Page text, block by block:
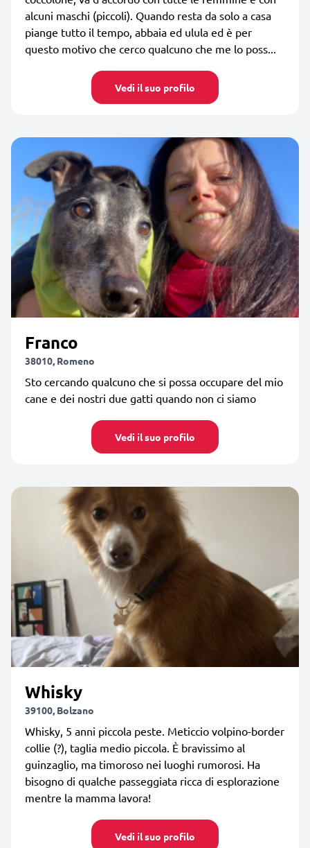
alcuni maschi (piccoli). Quando resta da solo a casa
piange tutto il tempo, abbaia ed ulula ed è per
questo motivo che cerco qualcuno che me lo poss...
Vedi il suo profilo
Franco
38010, Romeno
Sto cercando qualcuno che si possa occupare del mio
cane e dei nostri due gatti quando non ci siamo
Vedi il suo profilo
Whisky
39100, Bolzano
Whisky, 5 anni piccola peste. Meticcio volpino-border
collie (?), taglia medio piccola. È bravissimo al
guinzaglio, ma timoroso nei luoghi rumorosi. Ha
bisogno di qualche passeggiata ricca di esplorazione
mentre la mamma lavora!
Vedi il suo profilo